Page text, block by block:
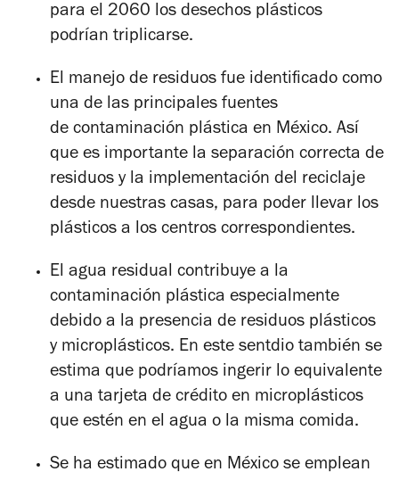
para el 2060 los desechos plásticos
podrían triplicarse.
El manejo de residuos fue identificado como
una de las principales fuentes
de contaminación plástica en México. Así
que es importante la separación correcta de
residuos y la implementación del reciclaje
desde nuestras casas, para poder llevar los
plásticos a los centros correspondientes.
El agua residual contribuye a la
contaminación plástica especialmente
debido a la presencia de residuos plásticos
y microplásticos. En este sentdio también se
estima que podríamos ingerir lo equivalente
a una tarjeta de crédito en microplásticos
que estén en el agua o la misma comida.
Se ha estimado que en México se emplean